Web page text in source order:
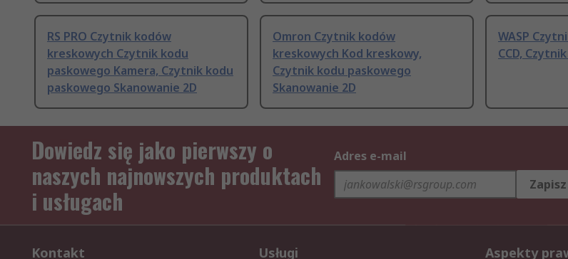
RS PRO Czytnik kodów
kreskowych Czytnik kodu
paskowego Kamera, Czytnik kodu
paskowego Skanowanie 2D
Omron Czytnik kodów
kreskowych Kod kreskowy,
Czytnik kodu paskowego
Skanowanie 2D
WASP
CCD,
Dowiedz się jako pierwszy o
naszych najnowszych produktach
i usługach
Adres e-mail
Kontakt Usługi Aspekty